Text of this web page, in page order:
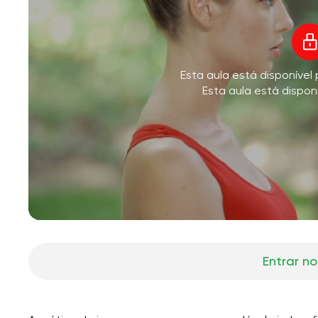
Esta aula está disponível
Esta aula está
Entrar